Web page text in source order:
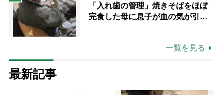
「入れ歯の管理」焼きそばをほぼ
完食した母に息子が血の気が引い
一覧を見る
最新記事